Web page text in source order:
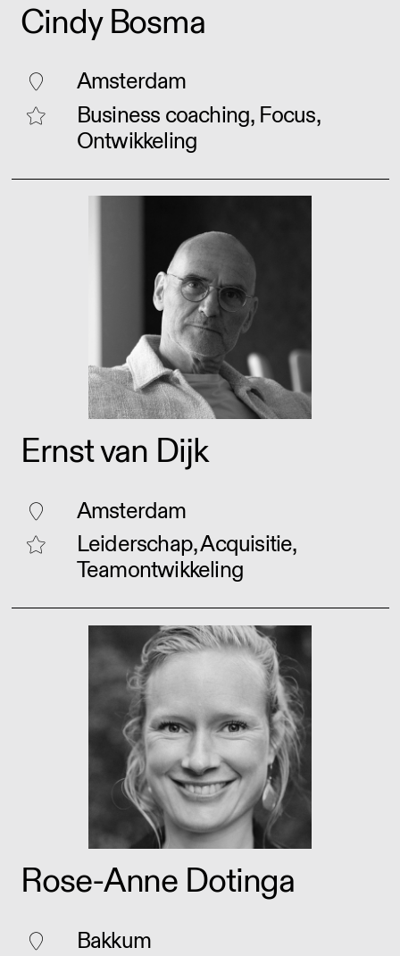
Cindy Bosma
Amsterdam
Business coaching, Focus,
Ontwikkeling
Ernst van Dijk
Amsterdam
Leiderschap, Acquisitie,
Teamontwikkeling
Rose-Anne Dotinga
Bakkum